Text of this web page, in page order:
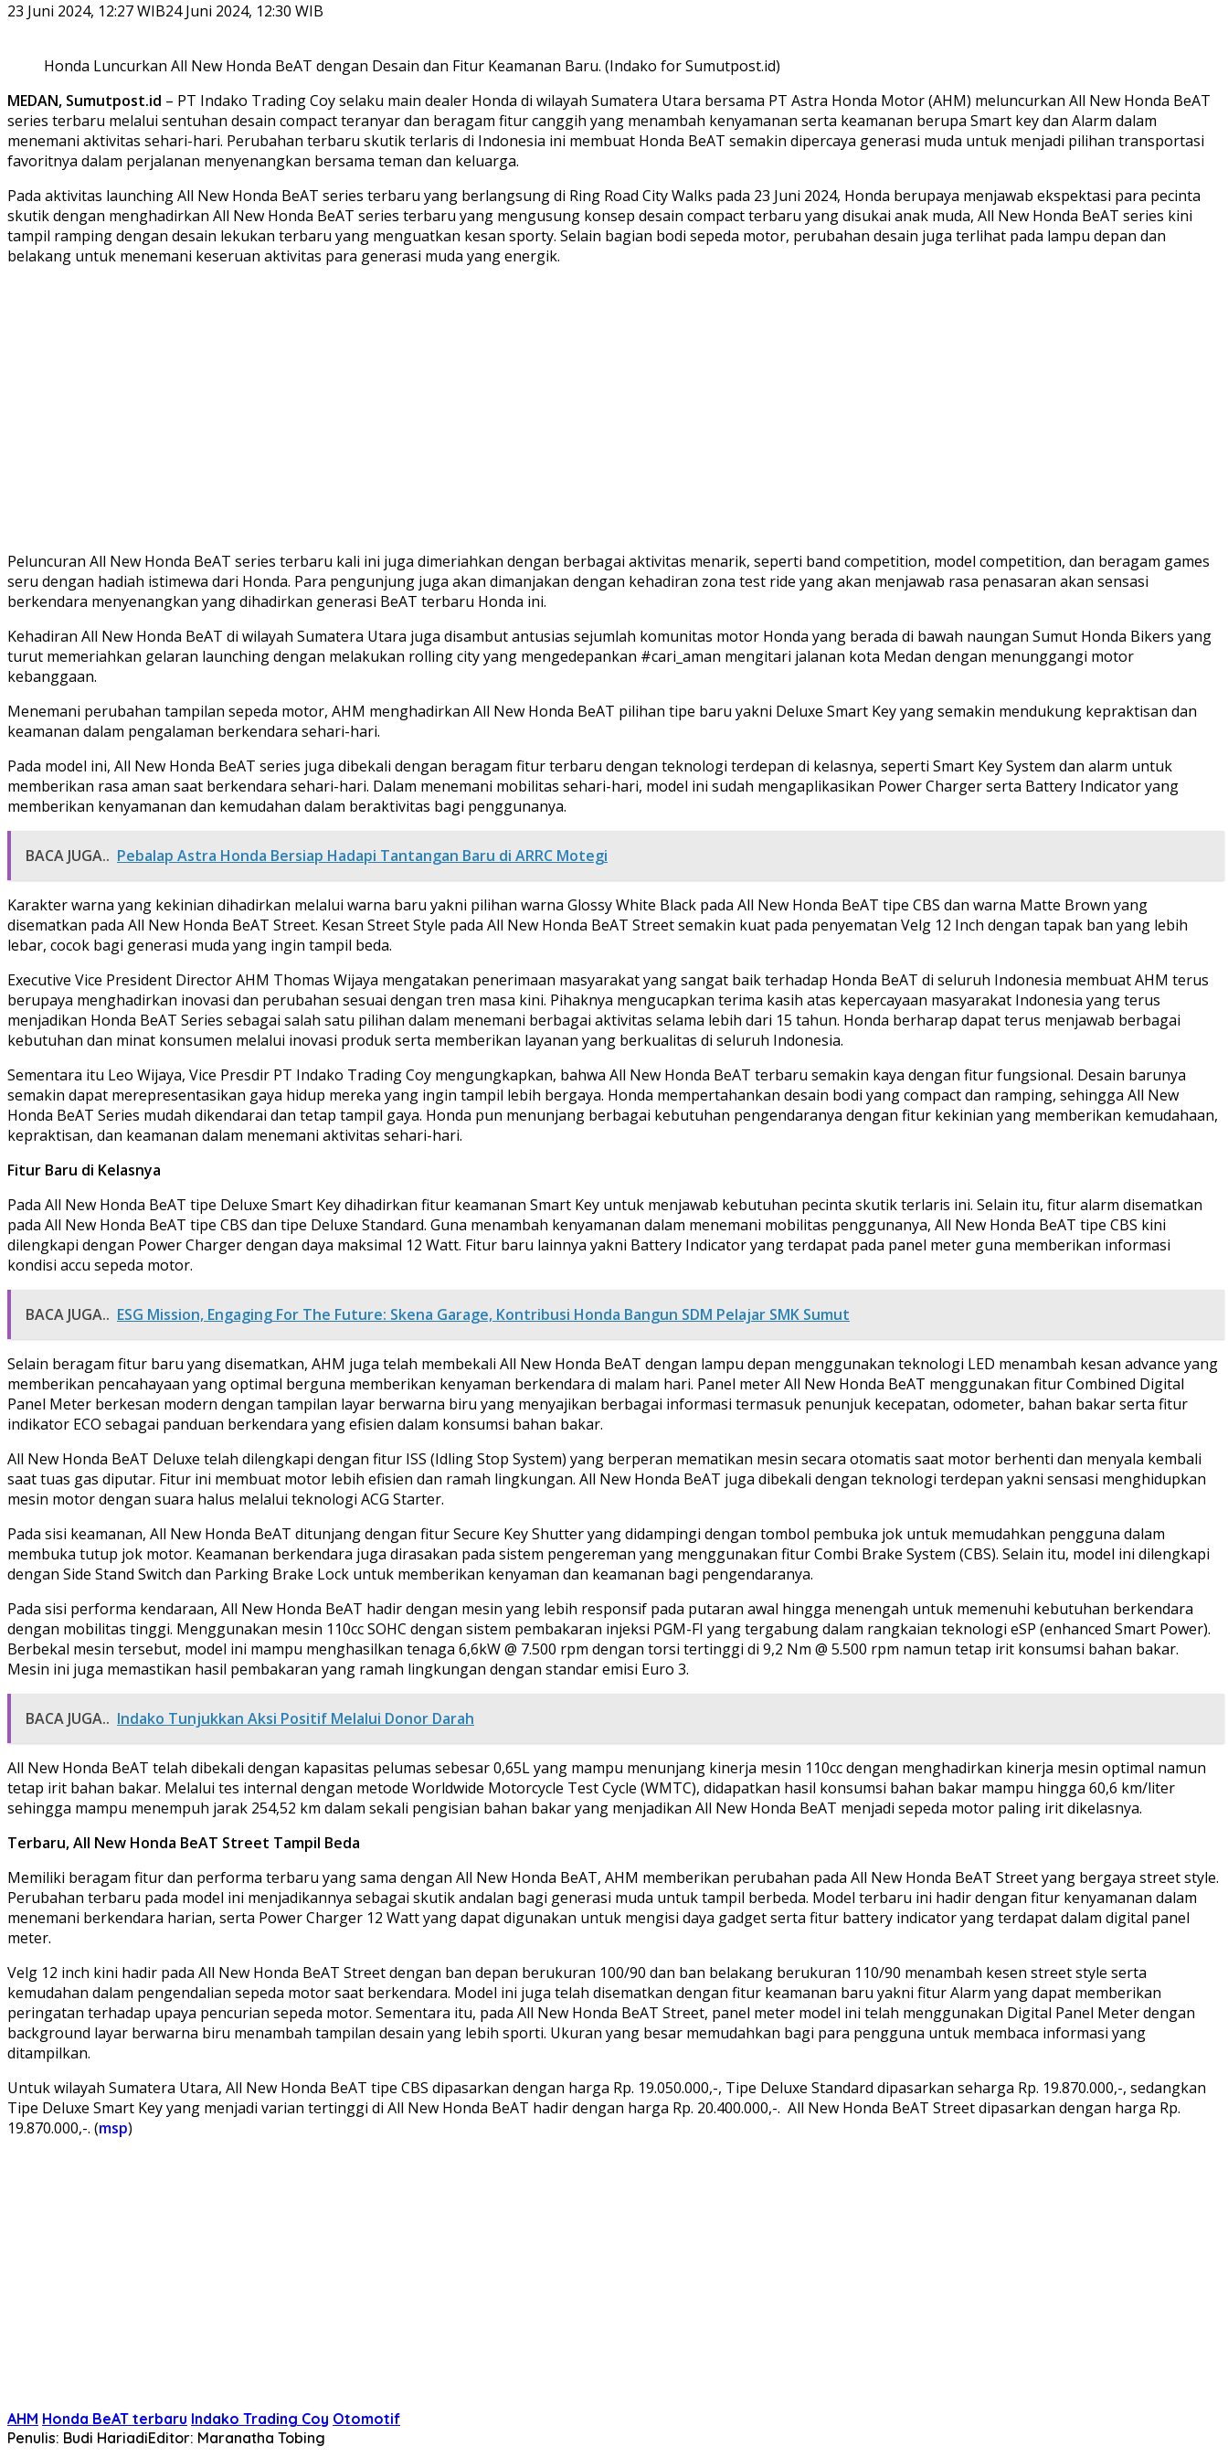
23 Juni 2024, 12:27 WIB24 Juni 2024, 12:30 WIB
Honda Luncurkan All New Honda BeAT dengan Desain dan Fitur Keamanan Baru. (Indako for Sumutpost.id)
MEDAN, Sumutpost.id – PT Indako Trading Coy selaku main dealer Honda di wilayah Sumatera Utara bersama PT Astra Honda Motor (AHM) meluncurkan All New Honda BeAT
series terbaru melalui sentuhan desain compact teranyar dan beragam fitur canggih yang menambah kenyamanan serta keamanan berupa Smart key dan Alarm dalam
menemani aktivitas sehari-hari. Perubahan terbaru skutik terlaris di Indonesia ini membuat Honda BeAT semakin dipercaya generasi muda untuk menjadi pilihan transportasi
favoritnya dalam perjalanan menyenangkan bersama teman dan keluarga.
Pada aktivitas launching All New Honda BeAT series terbaru yang berlangsung di Ring Road City Walks pada 23 Juni 2024, Honda berupaya menjawab ekspektasi para pecinta
skutik dengan menghadirkan All New Honda BeAT series terbaru yang mengusung konsep desain compact terbaru yang disukai anak muda, All New Honda BeAT series kini
tampil ramping dengan desain lekukan terbaru yang menguatkan kesan sporty. Selain bagian bodi sepeda motor, perubahan desain juga terlihat pada lampu depan dan
belakang untuk menemani keseruan aktivitas para generasi muda yang energik.
Peluncuran All New Honda BeAT series terbaru kali ini juga dimeriahkan dengan berbagai aktivitas menarik, seperti band competition, model competition, dan beragam games
seru dengan hadiah istimewa dari Honda. Para pengunjung juga akan dimanjakan dengan kehadiran zona test ride yang akan menjawab rasa penasaran akan sensasi
berkendara menyenangkan yang dihadirkan generasi BeAT terbaru Honda ini.
Kehadiran All New Honda BeAT di wilayah Sumatera Utara juga disambut antusias sejumlah komunitas motor Honda yang berada di bawah naungan Sumut Honda Bikers yang
turut memeriahkan gelaran launching dengan melakukan rolling city yang mengedepankan #cari_aman mengitari jalanan kota Medan dengan menunggangi motor
kebanggaan.
Menemani perubahan tampilan sepeda motor, AHM menghadirkan All New Honda BeAT pilihan tipe baru yakni Deluxe Smart Key yang semakin mendukung kepraktisan dan
keamanan dalam pengalaman berkendara sehari-hari.
Pada model ini, All New Honda BeAT series juga dibekali dengan beragam fitur terbaru dengan teknologi terdepan di kelasnya, seperti Smart Key System dan alarm untuk
memberikan rasa aman saat berkendara sehari-hari. Dalam menemani mobilitas sehari-hari, model ini sudah mengaplikasikan Power Charger serta Battery Indicator yang
memberikan kenyamanan dan kemudahan dalam beraktivitas bagi penggunanya.
BACA JUGA.. Pebalap Astra Honda Bersiap Hadapi Tantangan Baru di ARRC Motegi
Karakter warna yang kekinian dihadirkan melalui warna baru yakni pilihan warna Glossy White Black pada All New Honda BeAT tipe CBS dan warna Matte Brown yang
disematkan pada All New Honda BeAT Street. Kesan Street Style pada All New Honda BeAT Street semakin kuat pada penyematan Velg 12 Inch dengan tapak ban yang lebih
lebar, cocok bagi generasi muda yang ingin tampil beda.
Executive Vice President Director AHM Thomas Wijaya mengatakan penerimaan masyarakat yang sangat baik terhadap Honda BeAT di seluruh Indonesia membuat AHM terus
berupaya menghadirkan inovasi dan perubahan sesuai dengan tren masa kini. Pihaknya mengucapkan terima kasih atas kepercayaan masyarakat Indonesia yang terus
menjadikan Honda BeAT Series sebagai salah satu pilihan dalam menemani berbagai aktivitas selama lebih dari 15 tahun. Honda berharap dapat terus menjawab berbagai
kebutuhan dan minat konsumen melalui inovasi produk serta memberikan layanan yang berkualitas di seluruh Indonesia.
Sementara itu Leo Wijaya, Vice Presdir PT Indako Trading Coy mengungkapkan, bahwa All New Honda BeAT terbaru semakin kaya dengan fitur fungsional. Desain barunya
semakin dapat merepresentasikan gaya hidup mereka yang ingin tampil lebih bergaya. Honda mempertahankan desain bodi yang compact dan ramping, sehingga All New
Honda BeAT Series mudah dikendarai dan tetap tampil gaya. Honda pun menunjang berbagai kebutuhan pengendaranya dengan fitur kekinian yang memberikan kemudahaan,
kepraktisan, dan keamanan dalam menemani aktivitas sehari-hari.
Fitur Baru di Kelasnya
Pada All New Honda BeAT tipe Deluxe Smart Key dihadirkan fitur keamanan Smart Key untuk menjawab kebutuhan pecinta skutik terlaris ini. Selain itu, fitur alarm disematkan
pada All New Honda BeAT tipe CBS dan tipe Deluxe Standard. Guna menambah kenyamanan dalam menemani mobilitas penggunanya, All New Honda BeAT tipe CBS kini
dilengkapi dengan Power Charger dengan daya maksimal 12 Watt. Fitur baru lainnya yakni Battery Indicator yang terdapat pada panel meter guna memberikan informasi
kondisi accu sepeda motor.
BACA JUGA.. ESG Mission, Engaging For The Future: Skena Garage, Kontribusi Honda Bangun SDM Pelajar SMK Sumut
Selain beragam fitur baru yang disematkan, AHM juga telah membekali All New Honda BeAT dengan lampu depan menggunakan teknologi LED menambah kesan advance yang
memberikan pencahayaan yang optimal berguna memberikan kenyaman berkendara di malam hari. Panel meter All New Honda BeAT menggunakan fitur Combined Digital
Panel Meter berkesan modern dengan tampilan layar berwarna biru yang menyajikan berbagai informasi termasuk penunjuk kecepatan, odometer, bahan bakar serta fitur
indikator ECO sebagai panduan berkendara yang efisien dalam konsumsi bahan bakar.
All New Honda BeAT Deluxe telah dilengkapi dengan fitur ISS (Idling Stop System) yang berperan mematikan mesin secara otomatis saat motor berhenti dan menyala kembali
saat tuas gas diputar. Fitur ini membuat motor lebih efisien dan ramah lingkungan. All New Honda BeAT juga dibekali dengan teknologi terdepan yakni sensasi menghidupkan
mesin motor dengan suara halus melalui teknologi ACG Starter.
Pada sisi keamanan, All New Honda BeAT ditunjang dengan fitur Secure Key Shutter yang didampingi dengan tombol pembuka jok untuk memudahkan pengguna dalam
membuka tutup jok motor. Keamanan berkendara juga dirasakan pada sistem pengereman yang menggunakan fitur Combi Brake System (CBS). Selain itu, model ini dilengkapi
dengan Side Stand Switch dan Parking Brake Lock untuk memberikan kenyaman dan keamanan bagi pengendaranya.
Pada sisi performa kendaraan, All New Honda BeAT hadir dengan mesin yang lebih responsif pada putaran awal hingga menengah untuk memenuhi kebutuhan berkendara
dengan mobilitas tinggi. Menggunakan mesin 110cc SOHC dengan sistem pembakaran injeksi PGM-FI yang tergabung dalam rangkaian teknologi eSP (enhanced Smart Power).
Berbekal mesin tersebut, model ini mampu menghasilkan tenaga 6,6kW @ 7.500 rpm dengan torsi tertinggi di 9,2 Nm @ 5.500 rpm namun tetap irit konsumsi bahan bakar.
Mesin ini juga memastikan hasil pembakaran yang ramah lingkungan dengan standar emisi Euro 3.
BACA JUGA.. Indako Tunjukkan Aksi Positif Melalui Donor Darah
All New Honda BeAT telah dibekali dengan kapasitas pelumas sebesar 0,65L yang mampu menunjang kinerja mesin 110cc dengan menghadirkan kinerja mesin optimal namun
tetap irit bahan bakar. Melalui tes internal dengan metode Worldwide Motorcycle Test Cycle (WMTC), didapatkan hasil konsumsi bahan bakar mampu hingga 60,6 km/liter
sehingga mampu menempuh jarak 254,52 km dalam sekali pengisian bahan bakar yang menjadikan All New Honda BeAT menjadi sepeda motor paling irit dikelasnya.
Terbaru, All New Honda BeAT Street Tampil Beda
Memiliki beragam fitur dan performa terbaru yang sama dengan All New Honda BeAT, AHM memberikan perubahan pada All New Honda BeAT Street yang bergaya street style.
Perubahan terbaru pada model ini menjadikannya sebagai skutik andalan bagi generasi muda untuk tampil berbeda. Model terbaru ini hadir dengan fitur kenyamanan dalam
menemani berkendara harian, serta Power Charger 12 Watt yang dapat digunakan untuk mengisi daya gadget serta fitur battery indicator yang terdapat dalam digital panel
meter.
Velg 12 inch kini hadir pada All New Honda BeAT Street dengan ban depan berukuran 100/90 dan ban belakang berukuran 110/90 menambah kesen street style serta
kemudahan dalam pengendalian sepeda motor saat berkendara. Model ini juga telah disematkan dengan fitur keamanan baru yakni fitur Alarm yang dapat memberikan
peringatan terhadap upaya pencurian sepeda motor. Sementara itu, pada All New Honda BeAT Street, panel meter model ini telah menggunakan Digital Panel Meter dengan
background layar berwarna biru menambah tampilan desain yang lebih sporti. Ukuran yang besar memudahkan bagi para pengguna untuk membaca informasi yang
ditampilkan.
Untuk wilayah Sumatera Utara, All New Honda BeAT tipe CBS dipasarkan dengan harga Rp. 19.050.000,-, Tipe Deluxe Standard dipasarkan seharga Rp. 19.870.000,-, sedangkan
Tipe Deluxe Smart Key yang menjadi varian tertinggi di All New Honda BeAT hadir dengan harga Rp. 20.400.000,-. All New Honda BeAT Street dipasarkan dengan harga Rp.
19.870.000,-. (msp)
AHM Honda BeAT terbaru Indako Trading Coy Otomotif
Penulis: Budi HariadiEditor: Maranatha Tobing